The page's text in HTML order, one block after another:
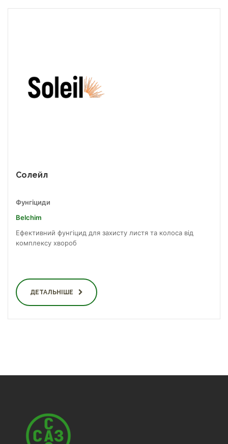
Солейл
Фунгіциди
Belchim
Ефективний фунгіцид для захисту листя та колоса від
комплексу хвороб
ДЕТАЛЬНІШЕ